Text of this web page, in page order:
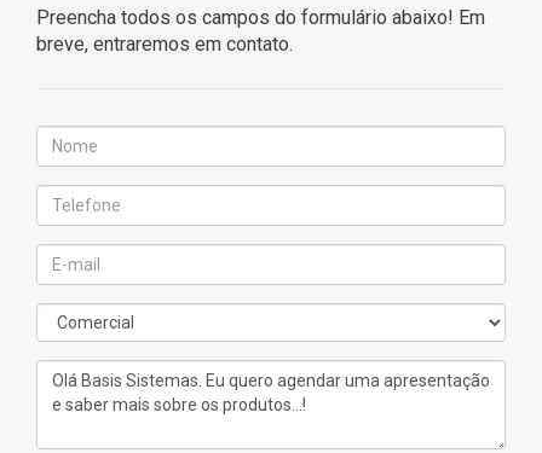
Preencha todos os campos do formulário abaixo! Em
breve, entraremos em contato.